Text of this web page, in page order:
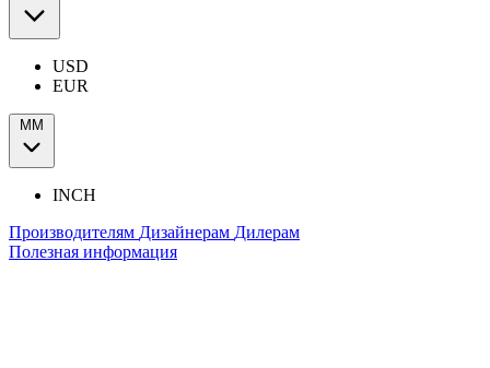
USD
EUR
ММ
INCH
Производителям Дизайнерам Дилерам
Полезная информация